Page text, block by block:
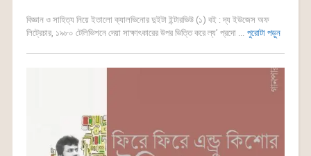
বিজ্ঞান ও সাহিত্য নিয়ে ইতালো ক্যালভিনোর দুইটা ইন্টারভিউ (১) বই : দ্য ইউজেস অফ
লিট্রেচার, ১৯৮০ টেলিভিশনে দেয়া সাক্ষাৎকারের উপর ভিত্তি করে ল্য’ প্রদো ... পুরোটা পড়ুন